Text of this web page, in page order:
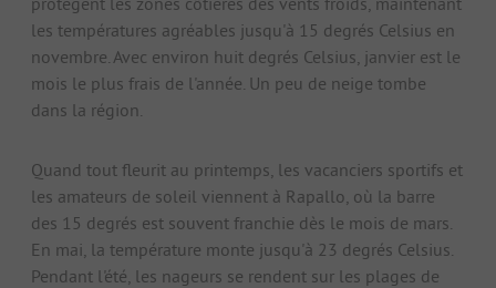
les températures agréables jusqu'à 15 degrés Celsius en
novembre. Avec environ huit degrés Celsius, janvier est le
mois le plus frais de l'année. Un peu de neige tombe
dans la région.
Quand tout fleurit au printemps, les vacanciers sportifs et
les amateurs de soleil viennent à Rapallo, où la barre
des 15 degrés est souvent franchie dès le mois de mars.
En mai, la température monte jusqu'à 23 degrés Celsius.
Pendant l'été, les nageurs se rendent sur les plages de